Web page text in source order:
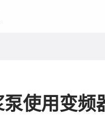
使用变频